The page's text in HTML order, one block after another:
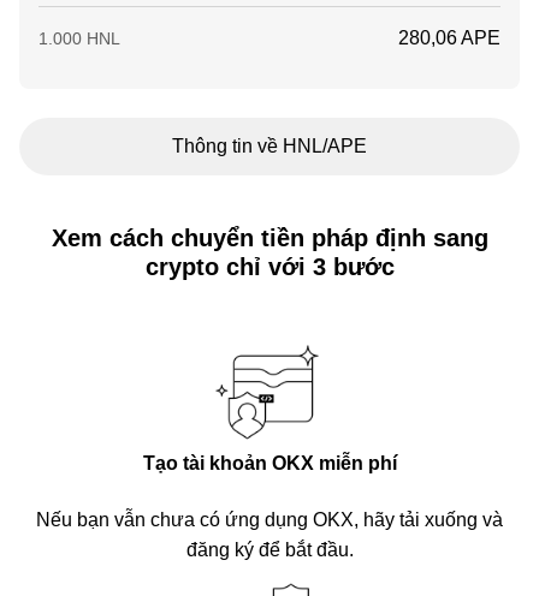
1.000 HNL 280,06 APE
Thông tin về HNL/APE
Xem cách chuyển tiền pháp định sang
crypto chỉ với 3 bước
Tạo tài khoản OKX miễn phí
Nếu bạn vẫn chưa có ứng dụng OKX, hãy tải xuống và
đăng ký để bắt đầu.